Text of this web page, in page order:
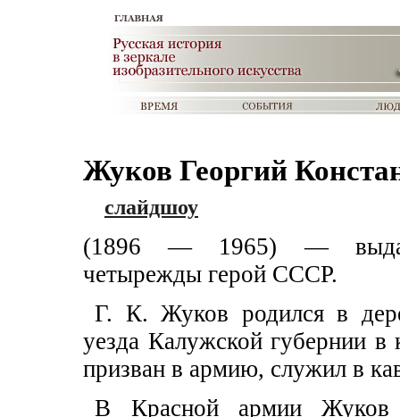
Жуков Георгий
слайдшоу
(1896 — 1965) —
четырежды герой СССР.
Г. К. Жуков родился в
уезда Калужской губернии в
призван в армию, служил в
В Красной армии Жуков